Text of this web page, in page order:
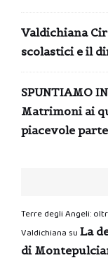
Valdichiana
scolastici e il
SPUNTIAMO
Matrimoni ai
piacevole
Terre degli Angeli:
Valdichiana su La
di